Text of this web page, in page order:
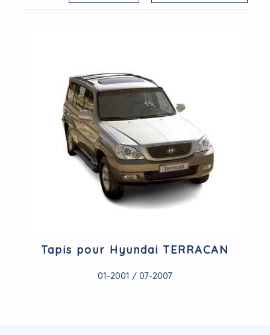
Tapis pour Hyundai TERRACAN
01-2001 / 07-2007